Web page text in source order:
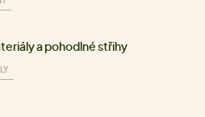
a pohodlné střihy